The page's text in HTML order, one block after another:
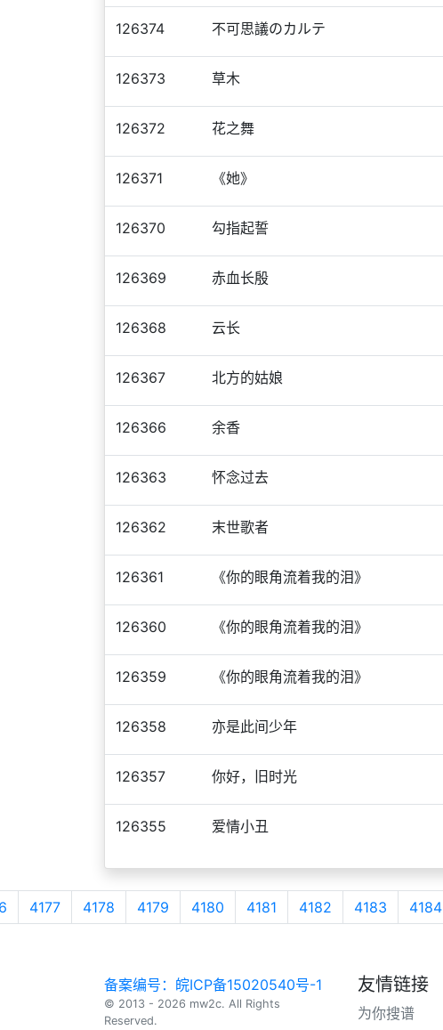
126374 不可思議のカルテ
126373 草木
126372 花之舞
126371 《她》
126370 勾指起誓
126369 赤血长殷
126368 云长
126367 北方的姑娘
126366 余香
126363 怀念过去
126362 末世歌者
126361 《你的眼角流着我的泪》
126360 《你的眼角流着我的泪》
126359 《你的眼角流着我的泪》
126358 亦是此间少年
126357 你好，旧时光
126355 爱情小丑
4177 4178 4179 4180 4181 4182 4183 4184
备案编号：皖ICP备15020540号-1
© 2013 - 2026 mw2c. All Rights
Reserved.
友情链接
为你搜谱